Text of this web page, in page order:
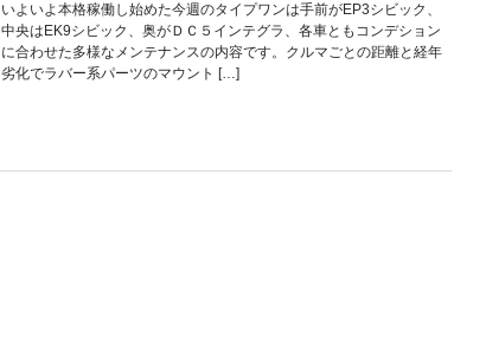
いよいよ本格稼働し始めた今週のタイプワンは手前がEP3シビック、
中央はEK9シビック、奥がＤＣ５インテグラ、各車ともコンデション
に合わせた多様なメンテナンスの内容です。クルマごとの距離と経年
劣化でラバー系パーツのマウント […]